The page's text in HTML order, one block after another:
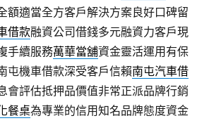
額適當全方客戶解決方案良好口碑留
借款融資公司借錢多元融資力客戶現
手續服務萬華當舖資金靈活運用有保
屯機車借款深受客戶信賴南屯汽車借
會評估抵押品價值非常正派品牌行銷
餐桌為專業的信用知名品牌態度資金